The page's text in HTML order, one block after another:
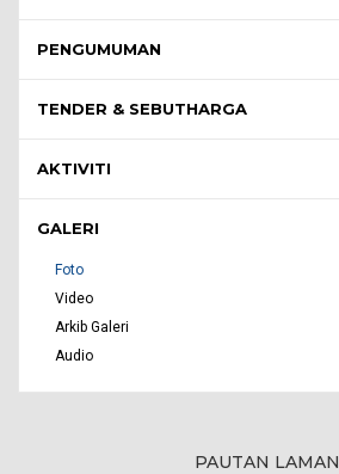
PENGUMUMAN
TENDER & SEBUTHARGA
AKTIVITI
GALERI
Foto
Video
Arkib Galeri
Audio
PAUTAN LAMAN